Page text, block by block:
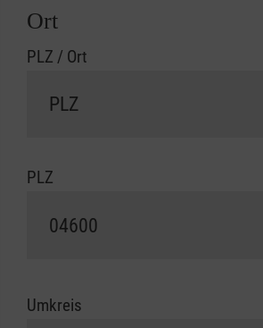
Ort
PLZ / Ort
PLZ
Umkreis